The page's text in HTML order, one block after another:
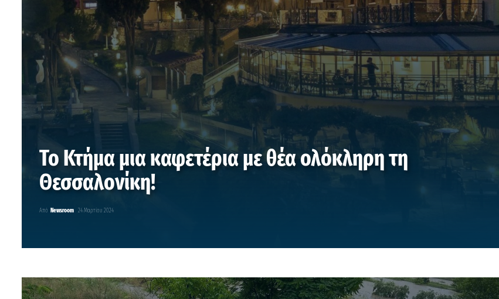
Το Κτήμα μια καφετέρια με θέα ολόκληρη τη
Θεσσαλονίκη!
Από Newsroom 24 Μαρτίου 2024